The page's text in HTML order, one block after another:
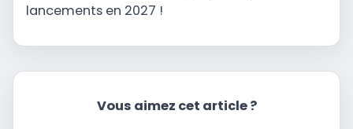
lancements en 2027 !
Vous aimez cet article ?